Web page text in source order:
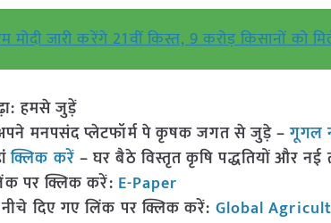
जारी करेंगे 21वीं किस्त, 9 करोड़ किसानों को
हमसे जुड़ें
मनपसंद प्लेटफॉर्म पे कृषक जगत से जुड़े –गूगल
क्लिक करें – घर बैठे विस्तृत कृषि पद्धतियों और
पर क्लिक करें: E-Paper
दिए गए लिंक पर क्लिक करें: Global